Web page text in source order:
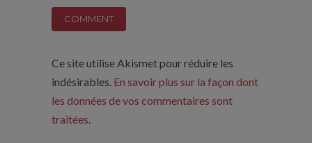
Ce site utilise Akismet pour réduire les
indésirables. En savoir plus sur la façon dont
les données de vos commentaires sont
traitées